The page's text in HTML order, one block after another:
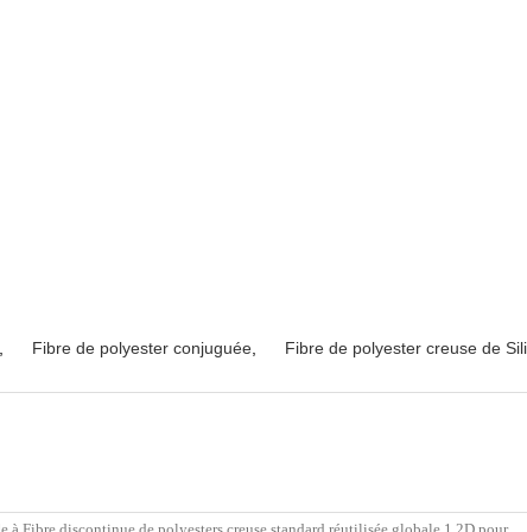
Fibre de polyester conjuguée Fibre de polyester creuse de